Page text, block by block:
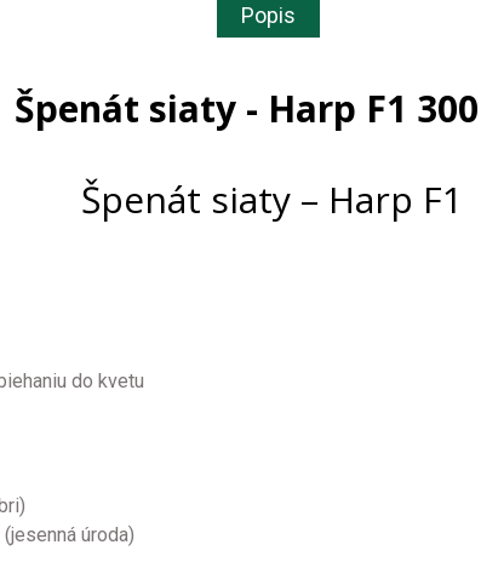
Popis
Špenát siaty - Harp F1
Špenát siaty – Harp F1
do kvetu
úroda)